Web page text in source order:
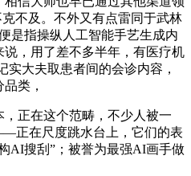
不及。不外又有点雷同于武林
是指操纵人工智能手艺生成内
，用了差不多半年，有医疗机
实大夫取患者间的会诊内容，
类，
正在这个范畴，不少人被一
正在尺度跳水台上，它们的表
AI搜刮”；被誉为最强AI画手做